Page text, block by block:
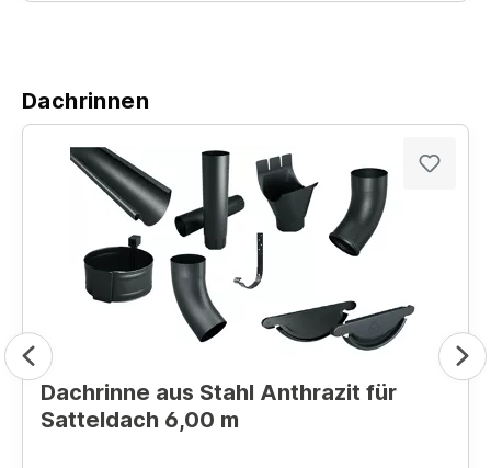
Dachrinnen
Dachrinne aus Stahl Anthrazit für
Satteldach 6,00 m